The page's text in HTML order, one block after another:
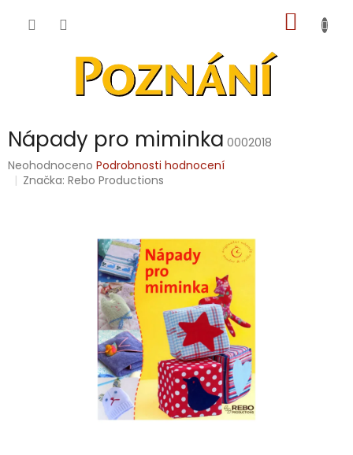
KOŠÍK
Nápady pro miminka 0002018
Průměrné
hodnocení
Neohodnoceno Podrobnosti hodnocení
Značka:Rebo Productions